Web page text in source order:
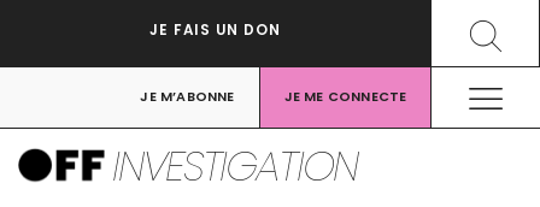
JE FAIS UN DON
JE M’ABONNE JE ME CONNECTE
INVESTIGATION